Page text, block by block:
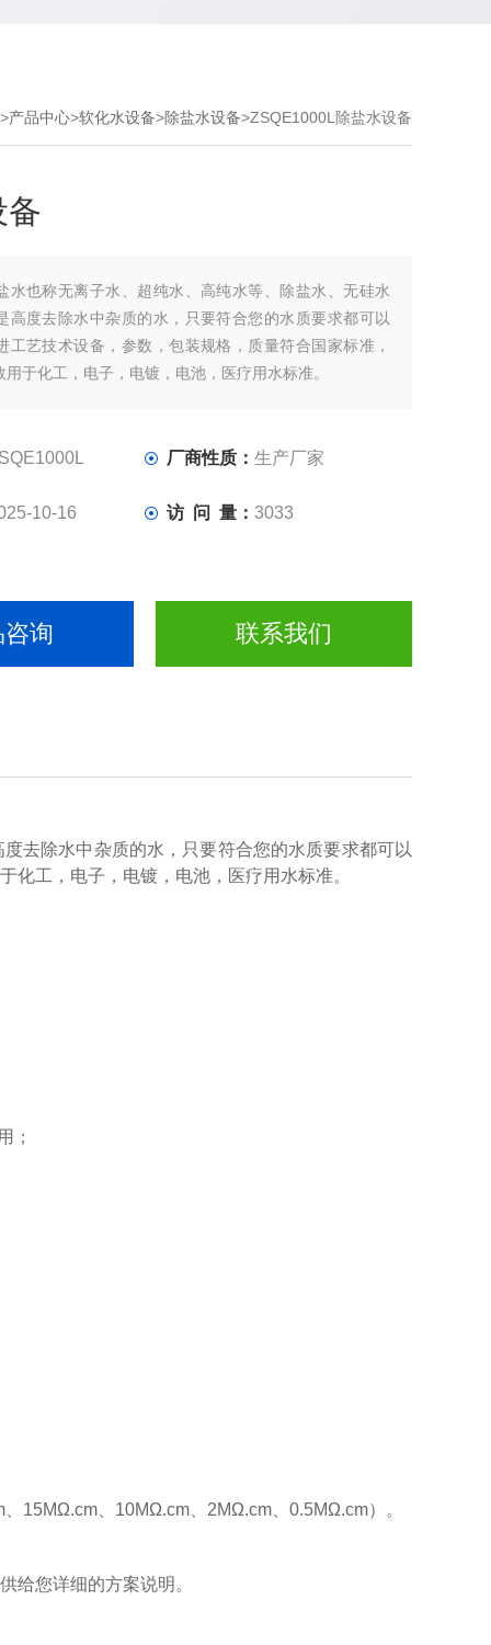
>产品中心>软化水设备>除盐水设备>ZSQE1000L除盐水设备
备
水也称无离子水、超纯水、高纯水等、除盐水、无硅水
高度去除水中杂质的水，只要符合您的水质要求都可以
工艺技术设备，参数，包装规格，质量符合国家标准，
用于化工，电子，电镀，电池，医疗用水标准。
厂商性质：生产厂家
10-16 访 问 量：3033
询 联系我们
去除水中杂质的水，只要符合您的水质要求都可以
化工，电子，电镀，电池，医疗用水标准。
；
、15MΩ.cm、10MΩ.cm、2MΩ.cm、0.5MΩ.cm）。
给您详细的方案说明。